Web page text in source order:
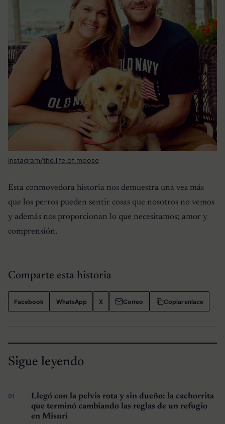
Instagram/the.life.of.moose
Esta conmovedora historia nos demuestra una vez más
que los perros pueden sentir cosas que nosotros no vemos
y además nos proporcionan lo que necesitamos; amor y
comprensión.
Comparte esta historia
Facebook WhatsApp X Correo Copiar enlace
Sigue leyendo
Llegó con la pelvis rota y sin dueño: la cachorrita
que terminó cambiando las reglas de un refugio
en Misuri